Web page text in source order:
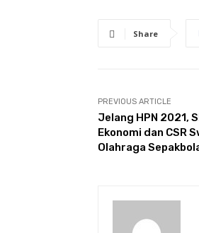
Share
PREVIOUS ARTICLE
Jelang HPN 2021,
Ekonomi dan CSR
Olahraga